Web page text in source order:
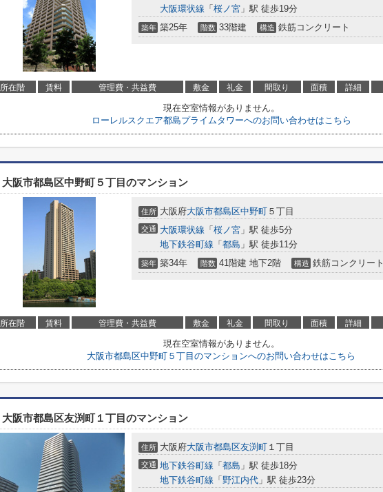
大阪環状線 「 桜ノ宮 」駅 徒歩19分
築年 築25年 階数 33階建 構造 鉄筋コンクリート
所在階 賃料 管理費・共益費 敷金 礼金 間取り 面積 詳細
現在空室情報がありません。
ローレルスクエア都島プライムタワーへのお問い合わせはこちら
大阪市都島区中野町５丁目のマンション
住所 大阪府大阪市都島区中野町 ５丁目
交通 大阪環状線 「 桜ノ宮 」駅 徒歩5分
地下鉄谷町線 「 都島 」駅 徒歩11分
築年 築34年 階数 41階建 地下2階 構造 鉄筋コンクリート
所在階 賃料 管理費・共益費 敷金 礼金 間取り 面積 詳細
現在空室情報がありません。
大阪市都島区中野町５丁目のマンションへのお問い合わせはこちら
大阪市都島区友渕町１丁目のマンション
住所 大阪府大阪市都島区友渕町 １丁目
交通 地下鉄谷町線 「 都島 」駅 徒歩18分
地下鉄谷町線 「 野江内代 」駅 徒歩23分